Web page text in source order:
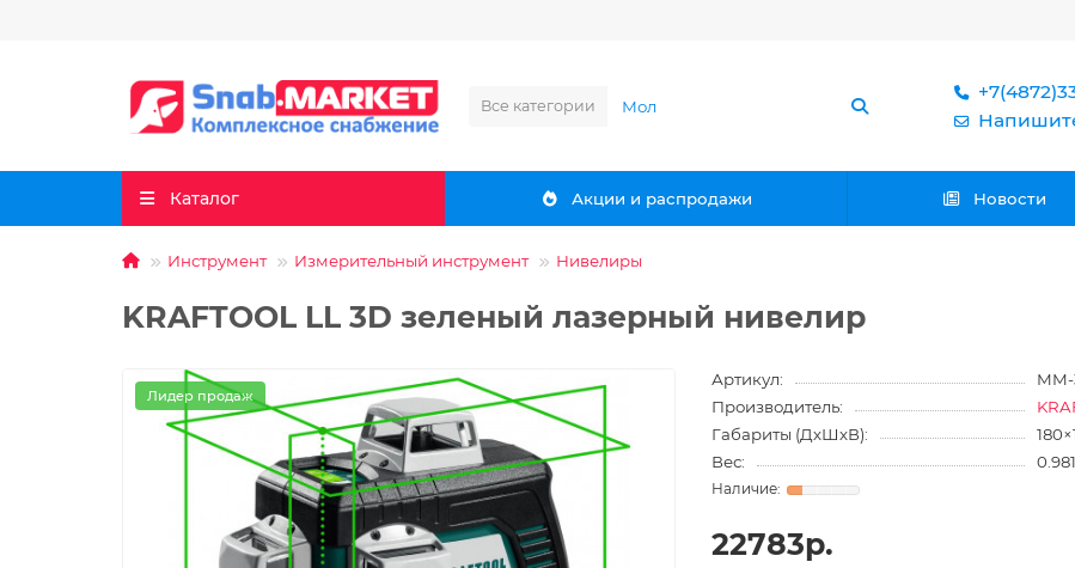
Все категории
Каталог Акции и распродажи Новости
Инструмент Измерительный инструмент Нивелиры
KRAFTOOL LL 3D зеленый лазерный нивелир
Лидер продаж
Артикул:
Производитель:
Габариты (ДхШхВ):
Вес:
22783р.